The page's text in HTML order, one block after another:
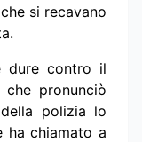
si recavano
dure contro il
pronunciò
polizia lo
ha chiamato a